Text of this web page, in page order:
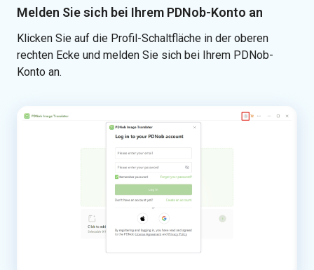
Melden Sie sich bei Ihrem PDNob-Konto an
Klicken Sie auf die Profil-Schaltfläche in der oberen
rechten Ecke und melden Sie sich bei Ihrem PDNob-
Konto an.